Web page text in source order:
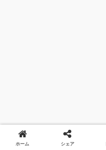
ホーム シェア